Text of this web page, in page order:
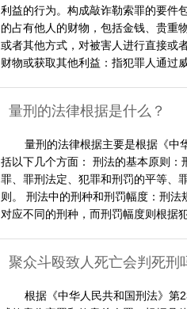
利益的行为。构成敲诈勒索罪的要件
的占有他人的财物，包括金钱、贵重
或者其他方式，对被害人进行直接或
财物或获取其他利益：指犯罪人通过
量刑的法律根据是什么？
量刑的法律根据主要是根据《中
括以下几个方面： 刑法的基本原则
罪、罪刑法定、犯罪和刑罚的平等、
则。 刑法中的刑种和刑罚幅度：刑
对应不同的刑种，而刑罚幅度则根据
聚众斗殴致人死亡会判死刑
根据《中华人民共和国刑法》第